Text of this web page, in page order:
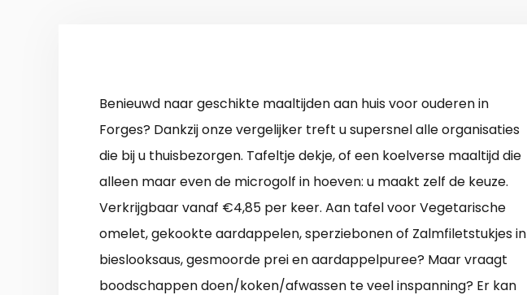
Benieuwd naar geschikte maaltijden aan huis voor ouderen in
Forges? Dankzij onze vergelijker treft u supersnel alle organisaties
die bij u thuisbezorgen. Tafeltje dekje, of een koelverse maaltijd die
alleen maar even de microgolf in hoeven: u maakt zelf de keuze.
Verkrijgbaar vanaf €4,85 per keer. Aan tafel voor Vegetarische
omelet, gekookte aardappelen, sperziebonen of Zalmfiletstukjes in
bieslooksaus, gesmoorde prei en aardappelpuree? Maar vraagt
boodschappen doen/koken/afwassen te veel inspanning? Er kan